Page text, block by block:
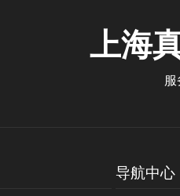
上海
服
导航中心